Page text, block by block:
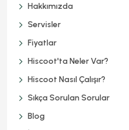
Hakkımızda
Servisler
Fiyatlar
Hiscoot'ta Neler Var?
Hiscoot Nasıl Çalışır?
Sıkça Sorulan Sorular
Blog